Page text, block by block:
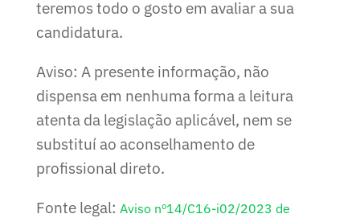
teremos todo o gosto em avaliar a sua
candidatura.
Aviso: A presente informação, não
dispensa em nenhuma forma a leitura
atenta da legislação aplicável, nem se
substituí ao aconselhamento de
profissional direto.
Fonte legal: Aviso nº14/C16-i02/2023 de